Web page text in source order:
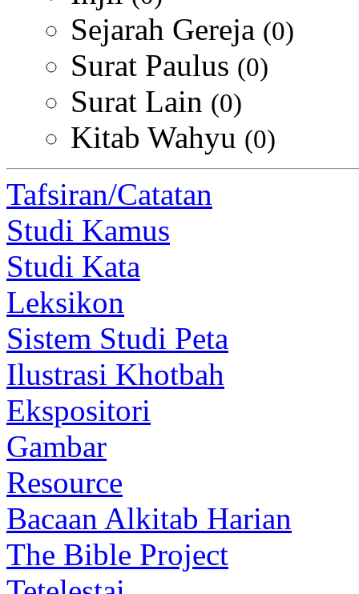
Sejarah Gereja (0)
Surat Paulus (0)
Surat Lain (0)
Kitab Wahyu (0)
Tafsiran/Catatan
Studi Kamus
Studi Kata
Leksikon
Sistem Studi Peta
Ilustrasi Khotbah
Ekspositori
Gambar
Resource
Bacaan Alkitab Harian
The Bible Project